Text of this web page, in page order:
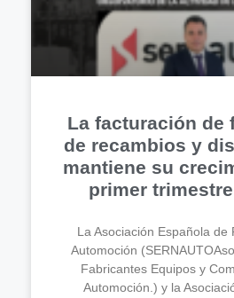
La facturación de
de recambios y
mantiene su
primer
La Asociación Española de
Automoción
Fabricantes Equipos y
Automoción.) y la